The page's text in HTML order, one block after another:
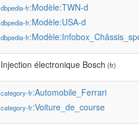
dbpedia-fr:Modèle:TWN-d
dbpedia-fr:Modèle:USA-d
dbpedia-fr
Injection électronique Bosch (fr)
category-fr:Automobile_Ferrari
category-fr:Voiture_de_course